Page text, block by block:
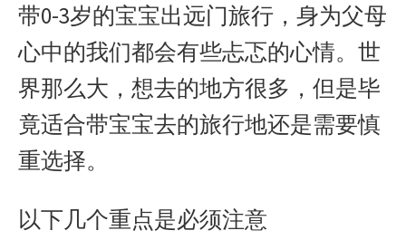
带0-3岁的宝宝出远门旅行，身为父母
心中的我们都会有些忐忑的心情。世
界那么大，想去的地方很多，但是毕
竟适合带宝宝去的旅行地还是需要慎
重选择。
以下几个重点是必须注意